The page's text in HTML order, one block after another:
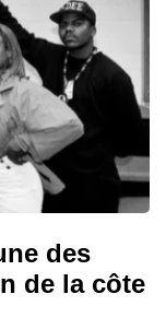
des
de la côte